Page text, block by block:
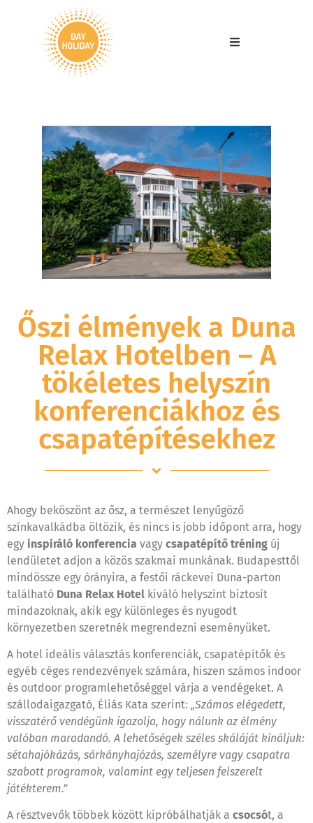
Őszi élmények a Duna
Relax Hotelben – A
tökéletes helyszín
konferenciákhoz és
csapatépítésekhez
Ahogy beköszönt az ősz, a természet lenyűgöző
színkavalkádba öltözik, és nincs is jobb időpont arra, hogy
egy inspiráló konferencia vagy csapatépítő tréning új
lendületet adjon a közös szakmai munkának. Budapesttől
mindössze egy órányira, a festői ráckevei Duna-parton
található Duna Relax Hotel kiváló helyszínt biztosít
mindazoknak, akik egy különleges és nyugodt
környezetben szeretnék megrendezni eseményüket.
A hotel ideális választás konferenciák, csapatépítők és
egyéb céges rendezvények számára, hiszen számos indoor
és outdoor programlehetőséggel várja a vendégeket. A
szállodaigazgató, Éliás Kata szerint: „Számos elégedett,
visszatérő vendégünk igazolja, hogy nálunk az élmény
valóban maradandó. A lehetőségek széles skáláját kínáljuk:
sétahajókázás, sárkányhajózás, személyre vagy csapatra
szabott programok, valamint egy teljesen felszerelt
játékterem.”
A résztvevők többek között kipróbálhatják a csocsót, a